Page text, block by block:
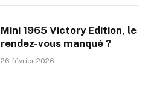
Mini 1965 Victory Edition, le
rendez-vous manqué ?
26 février 2026